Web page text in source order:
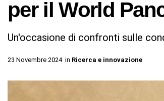
per il World
Un'occasione di confronti sulle
23 Novembre 2024 in Ricerca e innovazione